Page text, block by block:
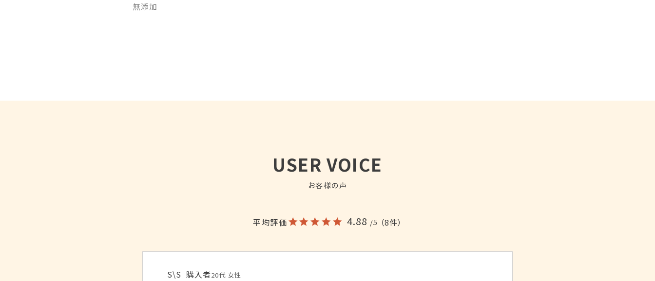
無添加
USER VOICE
お客様の声
平均評価 4.88 /5 （8件）
S\S 購入者20代 女性